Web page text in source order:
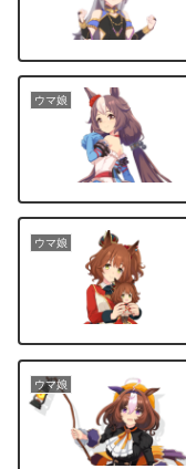
ウマ娘
ウマ娘
ウマ娘